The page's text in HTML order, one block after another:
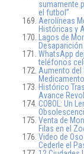
sumamente
el futbol”
Aerolíneas
Históricas y
Lagos de
WhatsApp
teléfonos
Aumento del
Histórico
Avance
COBOL: Un
Venta de
Filas en el
Video de
Cederle el